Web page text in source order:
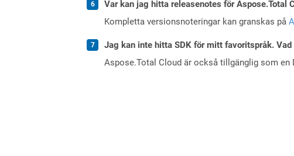
Var kan jag hitta releasenotes för Aspose.Total
Kompletta versionsnoteringar kan granskas på
Jag kan inte hitta SDK för mitt favoritspråk. Vad
Aspose.Total Cloud är också tillgänglig som en